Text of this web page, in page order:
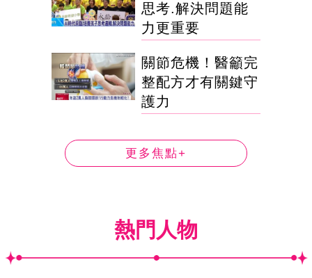
思考.解決問題能
力更重要
關節危機！醫籲完
整配方才有關鍵守
護力
更多焦點+
熱門人物